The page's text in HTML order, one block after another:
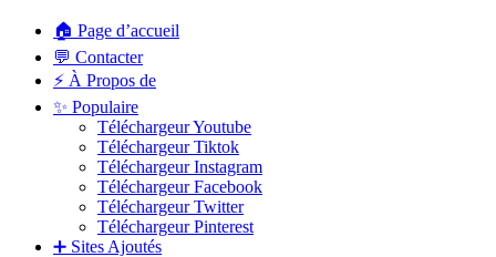
🏠 Page d’accueil
💬 Contacter
⚡ À Propos de
✨ Populaire
Téléchargeur Youtube
Téléchargeur Tiktok
Téléchargeur Instagram
Téléchargeur Facebook
Téléchargeur Twitter
Téléchargeur Pinterest
➕ Sites Ajoutés